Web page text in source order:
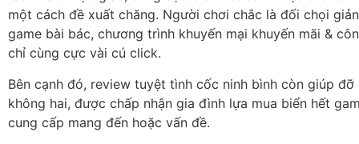
một cách đề xuất chăng. Người chơi chắc là đối chọi
game bài bác, chương trình khuyến mại khuyến mãi &
chỉ cùng cực vài cú click.
Bên cạnh đó, review tuyệt tình cốc ninh bình còn giúp
không hai, được chấp nhận gia đình lựa mua biển hết
cung cấp mang đến hoặc vấn đề.